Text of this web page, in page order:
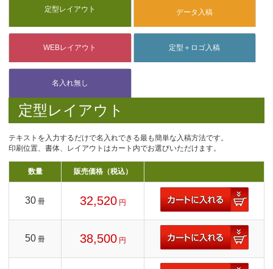
定型レイアウト
テキストを入力するだけで名入れできる最も簡単な入稿方法です。
印刷位置、書体、レイアウトはカート内でお選びいただけます。
数量 販売価格（税込）
30 冊 32,520 円
50 冊 38,500 円